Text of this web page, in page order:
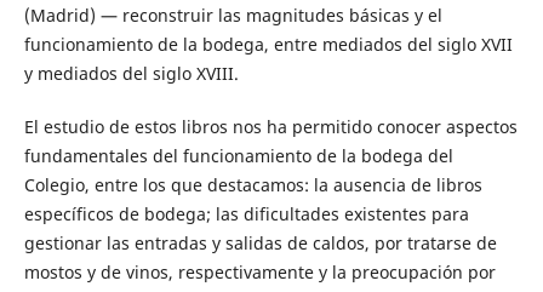
(Madrid) — reconstruir las magnitudes básicas y el
funcionamiento de la bodega, entre mediados del siglo XVII
y mediados del siglo XVIII.
El estudio de estos libros nos ha permitido conocer aspectos
fundamentales del funcionamiento de la bodega del
Colegio, entre los que destacamos: la ausencia de libros
específicos de bodega; las dificultades existentes para
gestionar las entradas y salidas de caldos, por tratarse de
mostos y de vinos, respectivamente y la preocupación por